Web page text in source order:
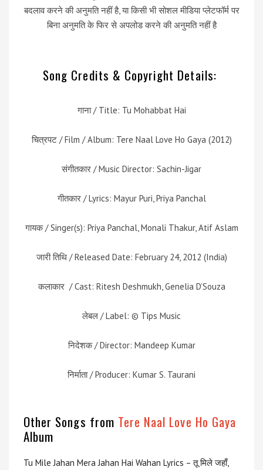
बदलाव करने की अनुमति नहीं है, या किसी भी सोशल मीडिया प्लेटफॉर्म पर
बिना अनुमति के फिर से अपलोड करने की अनुमति नहीं है
Song Credits & Copyright Details:
गाना / Title: Tu Mohabbat Hai
चित्रपट / Film / Album: Tere Naal Love Ho Gaya (2012)
संगीतकार / Music Director: Sachin-Jigar
गीतकार / Lyrics: Mayur Puri, Priya Panchal
गायक / Singer(s): Priya Panchal, Monali Thakur, Atif Aslam
जारी तिथि / Released Date: February 24, 2012 (India)
कलाकार / Cast: Ritesh Deshmukh, Genelia D’Souza
लेबल / Label: © Tips Music
निदेशक / Director: Mandeep Kumar
निर्माता / Producer: Kumar S. Taurani
Other Songs from Tere Naal Love Ho Gaya
Album
Tu Mile Jahan Mera Jahan Hai Wahan Lyrics – तू मिले जहाँ,